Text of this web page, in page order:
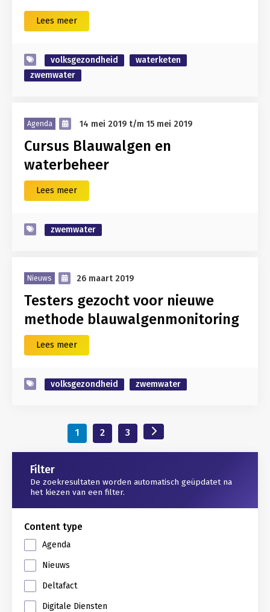
Lees meer
volksgezondheid
waterketen
zwemwater
Agenda 14 mei 2019 t/m 15 mei 2019
Cursus Blauwalgen en
waterbeheer
Lees meer
zwemwater
Nieuws 26 maart 2019
Testers gezocht voor nieuwe
methode blauwalgenmonitoring
Lees meer
volksgezondheid zwemwater
1 2 3
Gerelateerd
Filter
De zoekresultaten worden automatisch geüpdatet na
het kiezen van een filter.
Content type
Agenda
Nieuws
Deltafact
Digitale Diensten